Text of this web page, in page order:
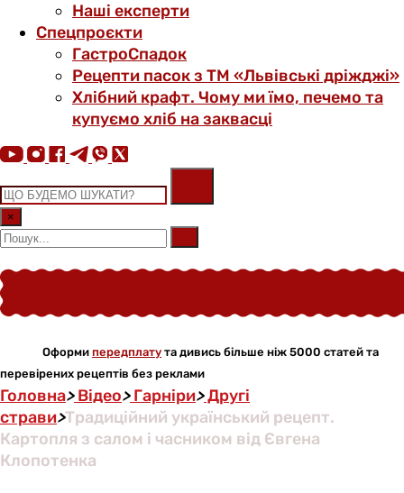
Наші експерти
Спецпроєкти
ГастроСпадок
Рецепти пасок з ТМ «Львівські дріжджі»
Хлібний крафт. Чому ми їмо, печемо та
купуємо хліб на заквасці
×
Оформи передплату та дивись більше ніж 5000 статей та
перевірених рецептів без реклами
Головна>Відео>Гарніри>Другі
страви>Традиційний український рецепт.
Картопля з салом і часником від Євгена
Клопотенка